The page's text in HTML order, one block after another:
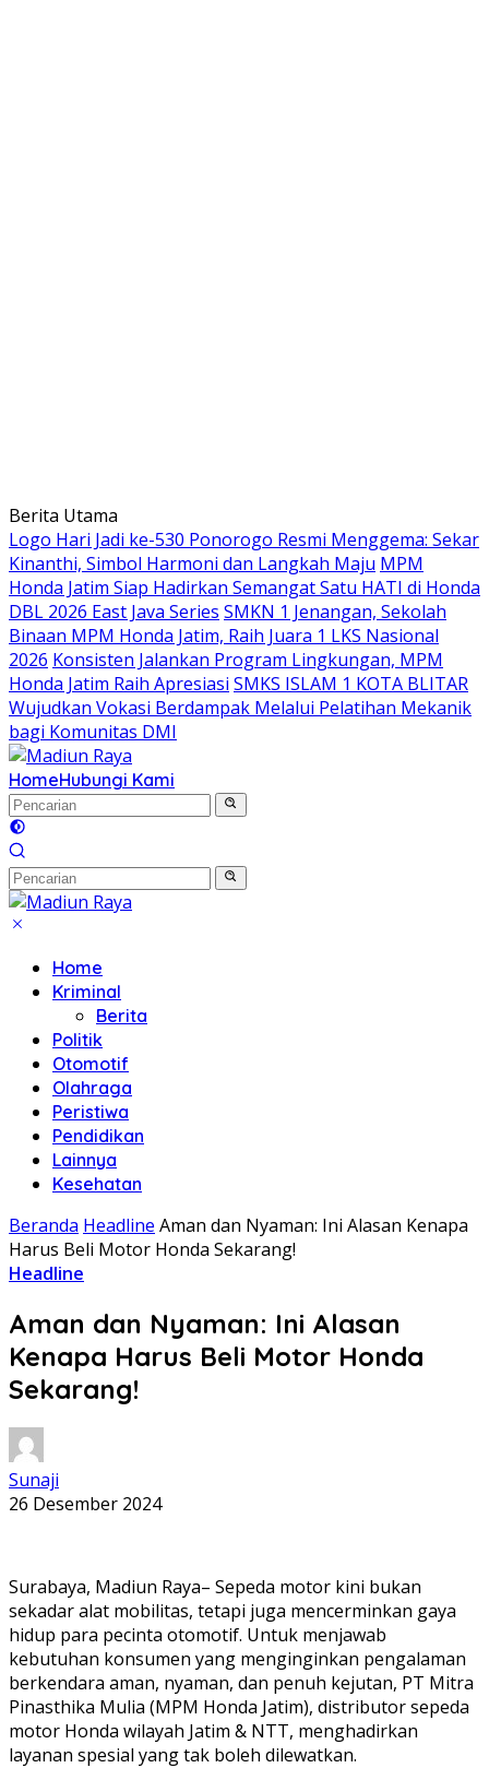
Langsung
ke
konten
Berita Utama
Logo Hari Jadi ke-530 Ponorogo Resmi Menggema: Sekar
Kinanthi, Simbol Harmoni dan Langkah Maju MPM
Honda Jatim Siap Hadirkan Semangat Satu HATI di Honda
DBL 2026 East Java Series SMKN 1 Jenangan, Sekolah
Binaan MPM Honda Jatim, Raih Juara 1 LKS Nasional
2026 Konsisten Jalankan Program Lingkungan, MPM
Honda Jatim Raih Apresiasi SMKS ISLAM 1 KOTA BLITAR
Wujudkan Vokasi Berdampak Melalui Pelatihan Mekanik
bagi Komunitas DMI
HomeHubungi Kami
Home
Kriminal
Berita
Politik
Otomotif
Olahraga
Peristiwa
Pendidikan
Lainnya
Kesehatan
Beranda Headline Aman dan Nyaman: Ini Alasan Kenapa
Harus Beli Motor Honda Sekarang!
Headline
Aman dan Nyaman: Ini Alasan
Kenapa Harus Beli Motor Honda
Sekarang!
Sunaji
26 Desember 2024
Surabaya, Madiun Raya– Sepeda motor kini bukan
sekadar alat mobilitas, tetapi juga mencerminkan gaya
hidup para pecinta otomotif. Untuk menjawab
kebutuhan konsumen yang menginginkan pengalaman
berkendara aman, nyaman, dan penuh kejutan, PT Mitra
Pinasthika Mulia (MPM Honda Jatim), distributor sepeda
motor Honda wilayah Jatim & NTT, menghadirkan
layanan spesial yang tak boleh dilewatkan.